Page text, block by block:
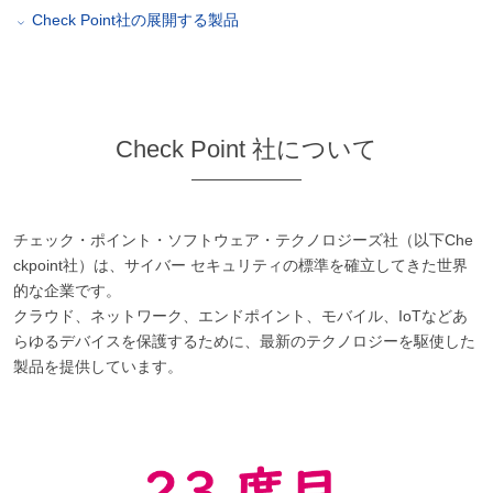
Check Point社の展開する製品
Check Point 社について
チェック・ポイント・ソフトウェア・テクノロジーズ社（以下Che
ckpoint社）は、サイバー セキュリティの標準を確立してきた世界
的な企業です。
クラウド、ネットワーク、エンドポイント、モバイル、IoTなどあ
らゆるデバイスを保護するために、最新のテクノロジーを駆使した
製品を提供しています。